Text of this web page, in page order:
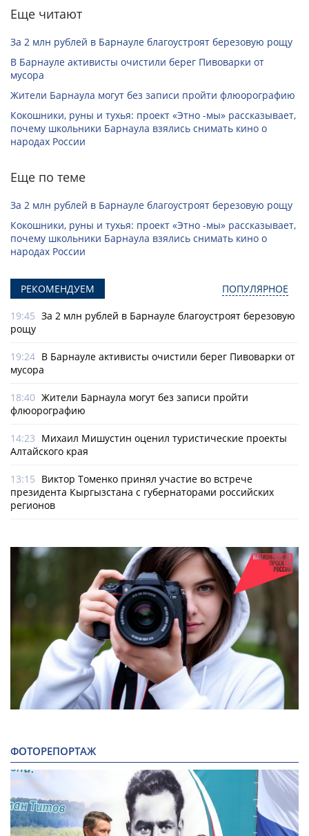
Еще читают
За 2 млн рублей в Барнауле благоустроят березовую рощу
В Барнауле активисты очистили берег Пивоварки от
мусора
Жители Барнаула могут без записи пройти флюорографию
Кокошники, руны и тухья: проект «Этно -мы» рассказывает,
почему школьники Барнаула взялись снимать кино о
народах России
Еще по теме
За 2 млн рублей в Барнауле благоустроят березовую рощу
Кокошники, руны и тухья: проект «Этно -мы» рассказывает,
почему школьники Барнаула взялись снимать кино о
народах России
РЕКОМЕНДУЕМ ПОПУЛЯРНОЕ
19:45 За 2 млн рублей в Барнауле благоустроят березовую
рощу
19:24 В Барнауле активисты очистили берег Пивоварки от
мусора
18:40 Жители Барнаула могут без записи пройти
флюорографию
14:23 Михаил Мишустин оценил туристические проекты
Алтайского края
13:15 Виктор Томенко принял участие во встрече
президента Кыргызстана с губернаторами российских
регионов
ФОТОРЕПОРТАЖ